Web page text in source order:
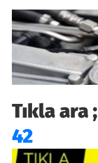
Tıkla ara ;
42